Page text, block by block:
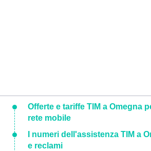
Offerte e tariffe TIM a Omegna
rete mobile
I numeri dell'assistenza TIM a
e reclami